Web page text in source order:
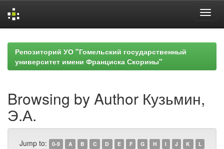
navigationРепозиторий УО "Гомельский государственный
университет имени Франциска Скорины"
Browsing by Author Кузьмин,
Э.А.
Jump to: 0-9 A B C D E F G H I J K
L